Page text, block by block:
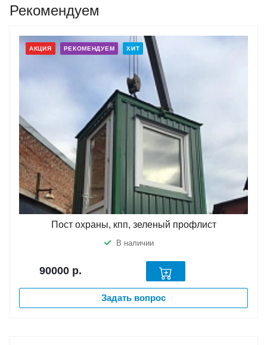
Рекомендуем
АКЦИЯ РЕКОМЕНДУЕМ ХИТ
Пост охраны, кпп, зеленый профлист
В наличии
90000 р.
Задать вопрос